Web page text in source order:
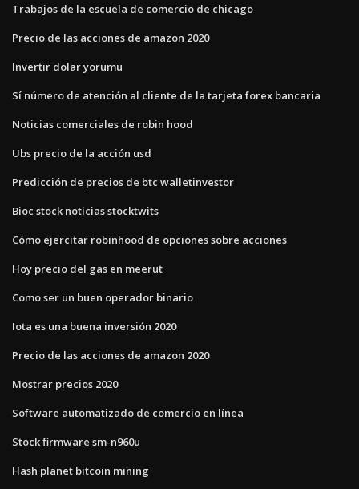
Trabajos de la escuela de comercio de chicago
Precio de las acciones de amazon 2020
Invertir dolar yorumu
Sí número de atención al cliente de la tarjeta forex bancaria
Noticias comerciales de robin hood
Ubs precio de la acción usd
Predicción de precios de btc walletinvestor
Bioc stock noticias stocktwits
Cómo ejercitar robinhood de opciones sobre acciones
Hoy precio del gas en meerut
Como ser un buen operador binario
Iota es una buena inversión 2020
Precio de las acciones de amazon 2020
Mostrar precios 2020
Software automatizado de comercio en línea
Stock firmware sm-n960u
Hash planet bitcoin mining